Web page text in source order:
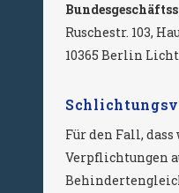
Ruschestr. 103,
10365 Berlin
Für den Fall,
Verpflichtungen